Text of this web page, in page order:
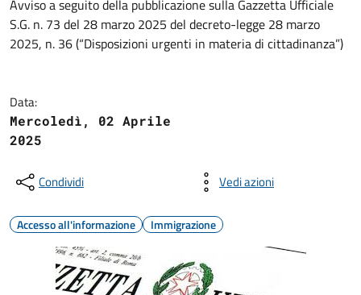
Avviso a seguito della pubblicazione sulla Gazzetta Ufficiale
S.G. n. 73 del 28 marzo 2025 del decreto-legge 28 marzo
2025, n. 36 (“Disposizioni urgenti in materia di cittadinanza”)
Data:
Mercoledì, 02 Aprile
2025
Condividi Vedi azioni
Accesso all'informazione Immigrazione